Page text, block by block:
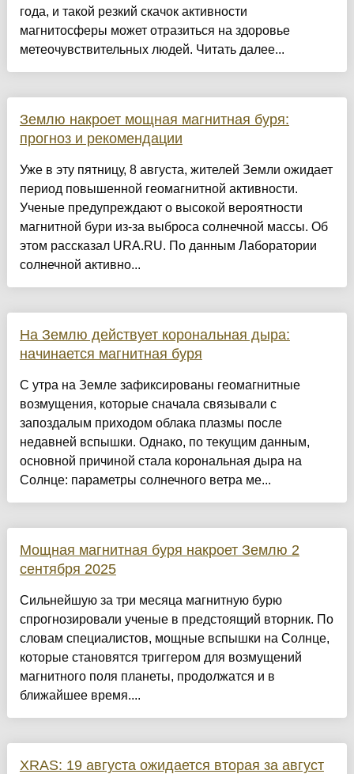
года, и такой резкий скачок активности
магнитосферы может отразиться на здоровье
метеочувствительных людей. Читать далее...
Землю накроет мощная магнитная буря:
прогноз и рекомендации
Уже в эту пятницу, 8 августа, жителей Земли ожидает
период повышенной геомагнитной активности.
Ученые предупреждают о высокой вероятности
магнитной бури из-за выброса солнечной массы. Об
этом рассказал URA.RU. По данным Лаборатории
солнечной активно...
На Землю действует корональная дыра:
начинается магнитная буря
С утра на Земле зафиксированы геомагнитные
возмущения, которые сначала связывали с
запоздалым приходом облака плазмы после
недавней вспышки. Однако, по текущим данным,
основной причиной стала корональная дыра на
Солнце: параметры солнечного ветра ме...
Мощная магнитная буря накроет Землю 2
сентября 2025
Сильнейшую за три месяца магнитную бурю
спрогнозировали ученые в предстоящий вторник. По
словам специалистов, мощные вспышки на Солнце,
которые становятся триггером для возмущений
магнитного поля планеты, продолжатся и в
ближайшее время....
XRAS: 19 августа ожидается вторая за август